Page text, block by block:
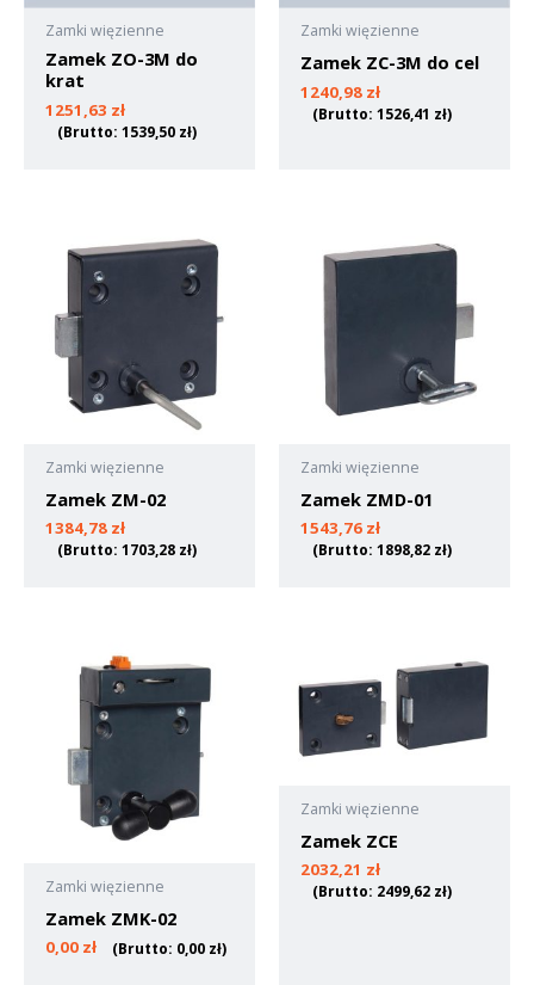
Zamki więzienne
Zamek ZO-3M do
krat
1251,63 zł
(Brutto: 1539,50 zł)
Zamki więzienne
Zamek ZC-3M do cel
1240,98 zł
(Brutto: 1526,41 zł)
Zamki więzienne
Zamek ZM-02
1384,78 zł
(Brutto: 1703,28 zł)
Zamki więzienne
Zamek ZMD-01
1543,76 zł
(Brutto: 1898,82 zł)
Zamki więzienne
Zamek ZMK-02
0,00 zł (Brutto: 0,00 zł)
Zamki więzienne
Zamek ZCE
2032,21 zł
(Brutto: 2499,62 zł)